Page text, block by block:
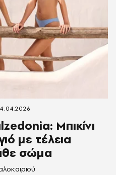
Μπικίνι
με τέλεια
σώμα